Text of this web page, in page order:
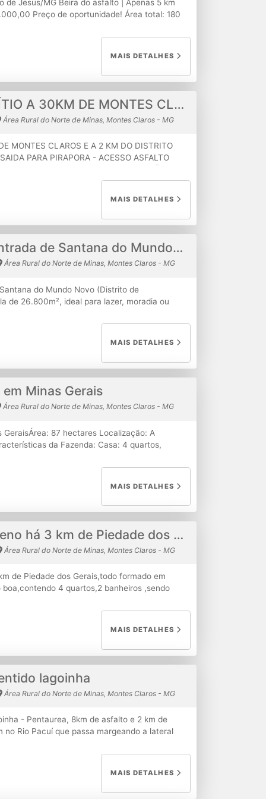
de Jesus/MG Beira do asfalto | Apenas 5 km
Preço de oportunidade! Área total: 180
cercada com arame lisoInfraestrutura:02
recém-construída)Localização privilegiada:
acesso rápido e fácil Excelente para pecuária,
Entre em contato agora mesmo e
MAIS DETALHES
VENDE-SE UM SÍTIO A 30KM DE MONTES CLAROS E A 2 KM
Área Rural do Norte de Minas, Montes Claros - MG
MONTES CLAROS E A 2 KM DO DISTRITO
PARA PIRAPORA - ACESSO ASFALTO
CEMIG 220 -ÁGUA POÇO
COM 2 QUARTOS-COZINHA GRANDE - TODO
-ACEITA VEÍCULO COMO PARTE DO
MAIS DETALHES
Sítio à Venda – Entrada de Santana do Mundo Novo (Distrito de Juramento/MG)
Área Rural do Norte de Minas, Montes Claros - MG
do Mundo Novo (Distrito de
de 26.800m², ideal para lazer, moradia ou
3 quartos | 2 banheiros 4 salas – conforto
Cozinha com fogão a lenha ✔ Infraestrutura
d’água de 25.000 litros Piscina para
bifásico 220V Troco por casa em Montes
e agende uma visita!
MAIS DETALHES
Minas Gerais
Área Rural do Norte de Minas, Montes Claros - MG
GeraisÁrea: 87 hectares Localização: A
da Fazenda: Casa: 4 quartos,
para criação de porcosInfraestrutura:
Córrego nos fundos com
de extensão, com água cristalina e 100%
para quem busca tranquilidade e espaço, seja
MAIS DETALHES
Vende se um terreno há 3 km de Piedade dos Gerais
Área Rural do Norte de Minas, Montes Claros - MG
de Piedade dos Gerais,todo formado em
4 quartos,2 banheiros ,sendo
terreno, asfalto somente 300 metros de
MAIS DETALHES
lagoinha
Área Rural do Norte de Minas, Montes Claros - MG
- Pentaurea, 8km de asfalto e 2 km de
no Rio Pacuí que passa margeando a lateral
ao lado do rio (para lazer, churrasco
com camas de alvenaria em todos), dois
cozinha e pequena área externa. OBS: casa
a muito tempo sem uso. Valor:
MAIS DETALHES